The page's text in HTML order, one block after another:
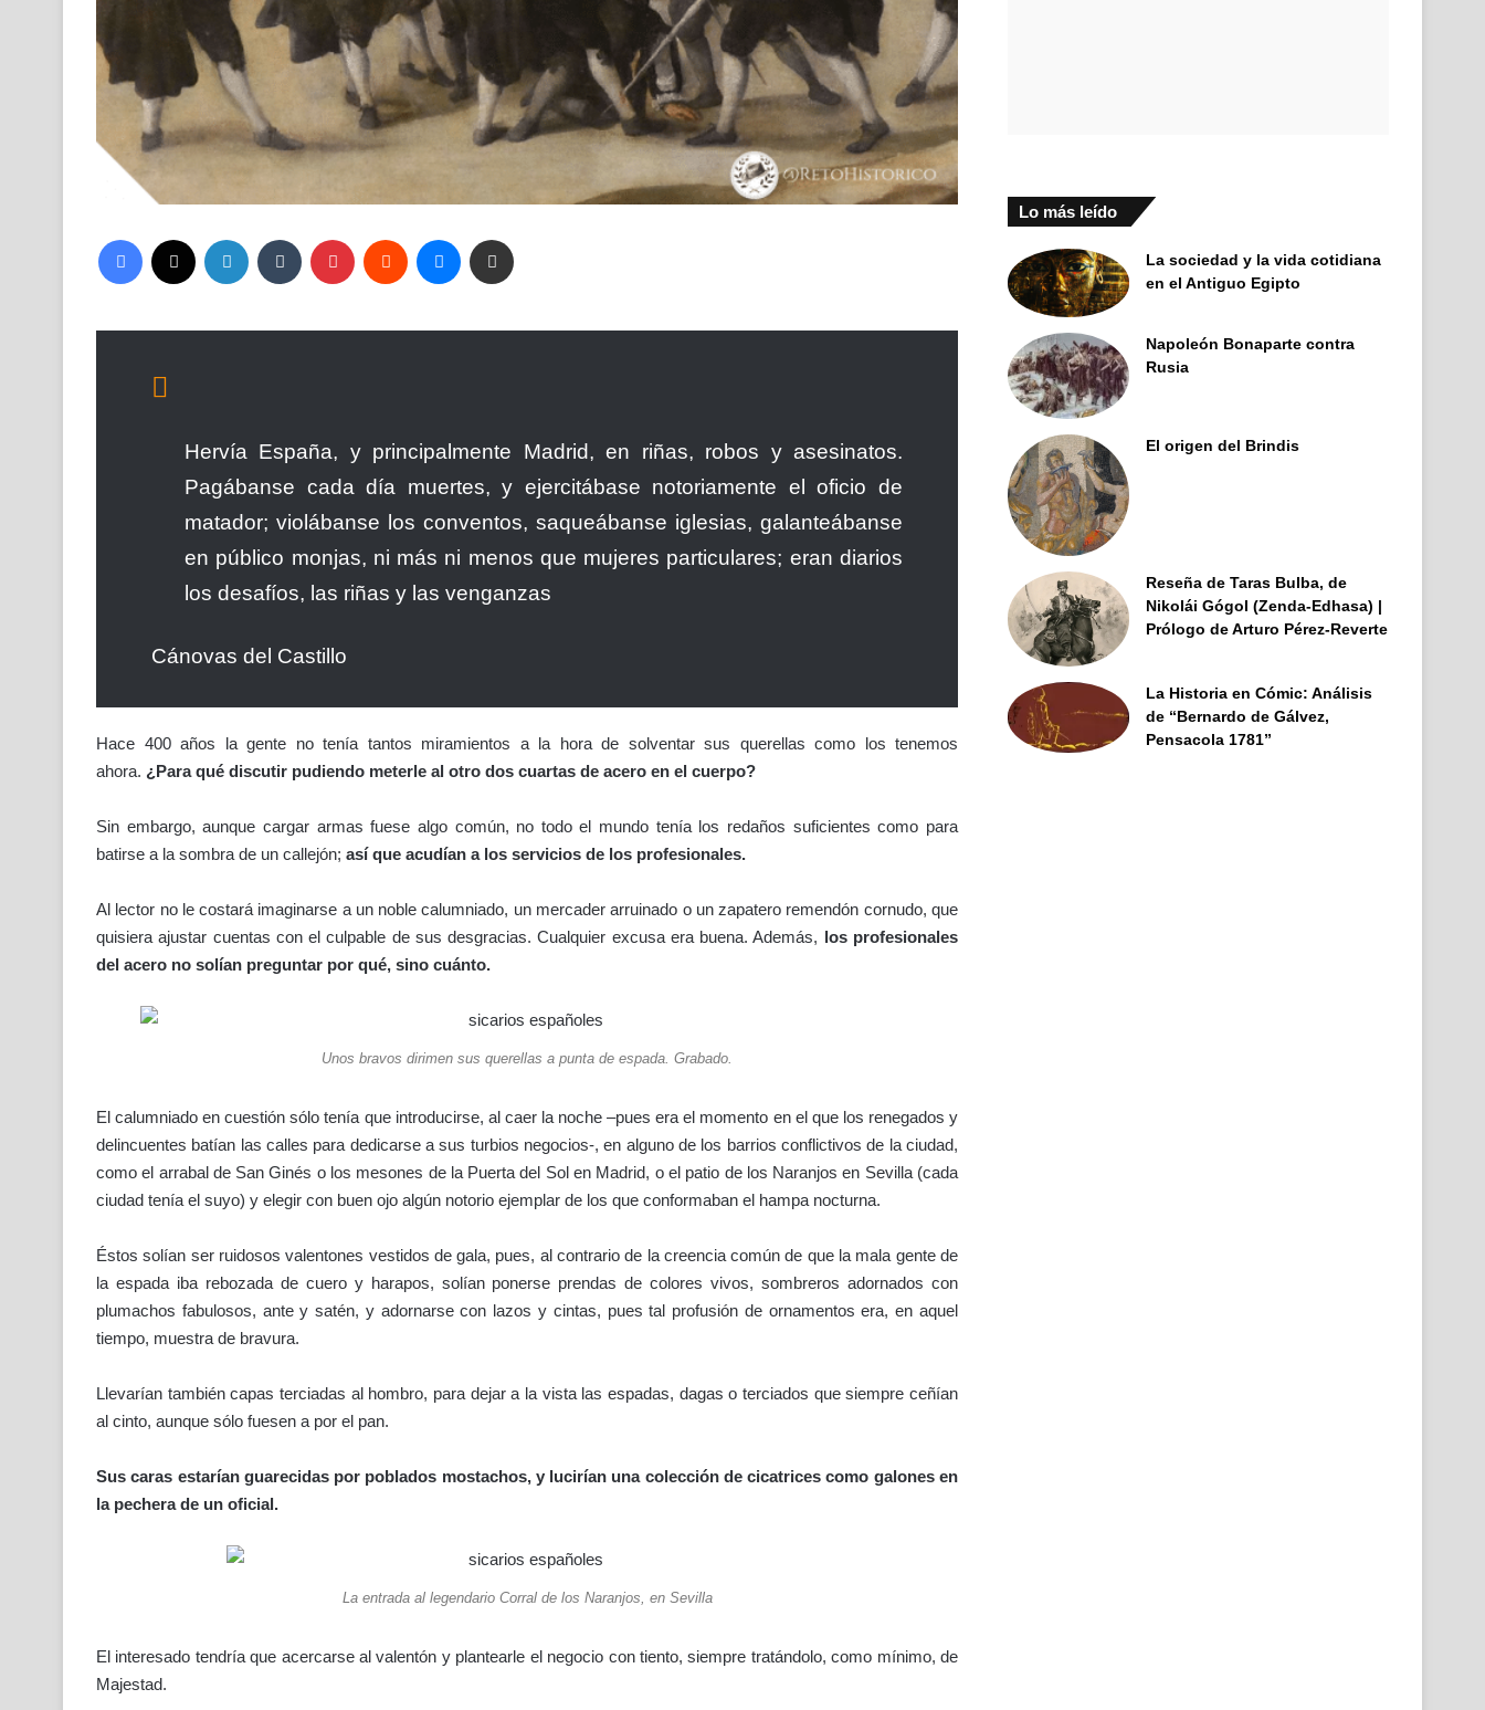
Facebook LinkedIn Tumblr Pinterest Reddit Messenger
Hervía España, y principalmente Madrid, en riñas, robos y asesinatos.
Pagábanse cada día muertes, y ejercitábase notoriamente el oficio de
matador; violábanse los conventos, saqueábanse iglesias, galanteábanse
en público monjas, ni más ni menos que mujeres particulares; eran diarios
los desafíos, las riñas y las venganzas
Cánovas del Castillo
Hace 400 años la gente no tenía tantos miramientos a la hora de solventar sus querellas como los tenemos
ahora. ¿Para qué discutir pudiendo meterle al otro dos cuartas de acero en el cuerpo?
Sin embargo, aunque cargar armas fuese algo común, no todo el mundo tenía los redaños suficientes como para
batirse a la sombra de un callejón; así que acudían a los servicios de los profesionales.
Al lector no le costará imaginarse a un noble calumniado, un mercader arruinado o un zapatero remendón cornudo, que
quisiera ajustar cuentas con el culpable de sus desgracias. Cualquier excusa era buena. Además, los profesionales
del acero no solían preguntar por qué, sino cuánto.
Unos bravos dirimen sus querellas a punta de espada. Grabado.
El calumniado en cuestión sólo tenía que introducirse, al caer la noche –pues era el momento en el que los renegados y
delincuentes batían las calles para dedicarse a sus turbios negocios-, en alguno de los barrios conflictivos de la ciudad,
como el arrabal de San Ginés o los mesones de la Puerta del Sol en Madrid, o el patio de los Naranjos en Sevilla (cada
ciudad tenía el suyo) y elegir con buen ojo algún notorio ejemplar de los que conformaban el hampa nocturna.
Éstos solían ser ruidosos valentones vestidos de gala, pues, al contrario de la creencia común de que la mala gente de
la espada iba rebozada de cuero y harapos, solían ponerse prendas de colores vivos, sombreros adornados con
plumachos fabulosos, ante y satén, y adornarse con lazos y cintas, pues tal profusión de ornamentos era, en aquel
tiempo, muestra de bravura.
Llevarían también capas terciadas al hombro, para dejar a la vista las espadas, dagas o terciados que siempre ceñían
al cinto, aunque sólo fuesen a por el pan.
Sus caras estarían guarecidas por poblados mostachos, y lucirían una colección de cicatrices como galones en
la pechera de un oficial.
La entrada al legendario Corral de los Naranjos, en Sevilla
El interesado tendría que acercarse al valentón y plantearle el negocio con tiento, siempre tratándolo, como mínimo, de
Majestad.
Lo más leído
La sociedad y la vida cotidiana
en el Antiguo Egipto
Napoleón Bonaparte contra
Rusia
El origen del Brindis
Reseña de Taras Bulba, de
Nikolái Gógol (Zenda-Edhasa) |
Prólogo de Arturo Pérez-Reverte
La Historia en Cómic: Análisis
de “Bernardo de Gálvez,
Pensacola 1781”